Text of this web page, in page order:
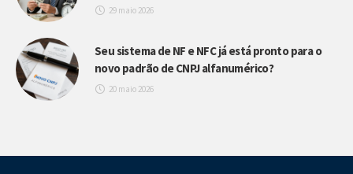
29 maio 2026
Seu sistema de NF e NFC já está pronto para o
novo padrão de CNPJ alfanumérico?
20 maio 2026